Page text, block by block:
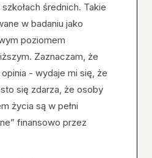
średnich. Takie
w badaniu jako
poziomem
Zaznaczam, że
- wydaje mi się, że
się zdarza, że osoby
życia są w pełni
finansowo przez